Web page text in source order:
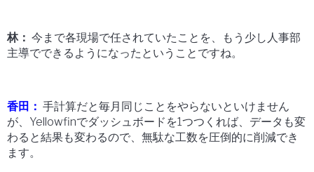
林： 今まで各現場で任されていたことを、もう少し人事部
主導でできるようになったということですね。
香田： 手計算だと毎月同じことをやらないといけません
が、Yellowfinでダッシュボードを1つつくれば、データも変
わると結果も変わるので、無駄な工数を圧倒的に削減でき
ます。